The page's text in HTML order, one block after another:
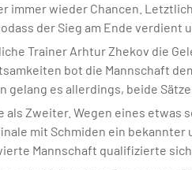
immer wieder Chancen.
der Sieg am Ende verdient
Trainer Arhtur Zhekov die
bot die Mannschaft
es allerdings, beide
als Zweiter. Wegen eines
mit Schmiden ein
Mannschaft qualifizierte